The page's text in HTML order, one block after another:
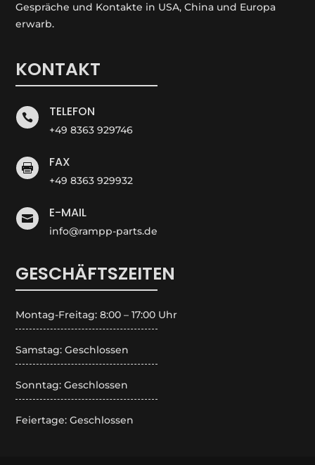
Gespräche und Kontakte in USA, China und Europa
erwarb.
KONTAKT
 TELEFON
+49 8363 929746
 FAX
+49 8363 929932
 E-MAIL
info@rampp-parts.de
GESCHÄFTSZEITEN
Montag-Freitag: 8:00 – 17:00 Uhr
Samstag: Geschlossen
Sonntag: Geschlossen
Feiertage: Geschlossen